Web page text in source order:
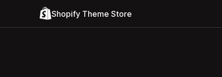
Shopify Theme Store